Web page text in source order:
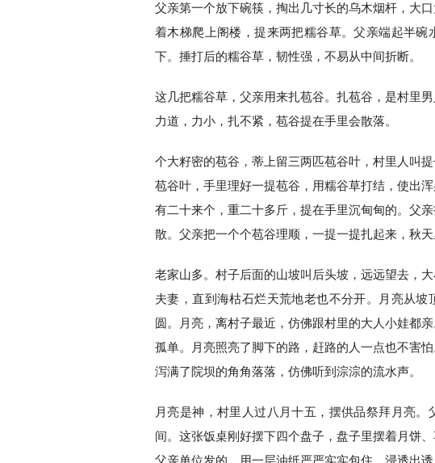
父亲第一个放下碗筷，掏出几寸长的乌木烟杆，大
着木梯爬上阁楼，提来两把糯谷草。父亲端起半
下。捶打后的糯谷草，韧性强，不易从中间折断。
这几把糯谷草，父亲用来扎苞谷。扎苞谷，是村里
力道，力小，扎不紧，苞谷提在手里会散落。
个大籽密的苞谷，蒂上留三两匹苞谷叶，村里人叫
苞谷叶，手里理好一提苞谷，用糯谷草打结，使出
有二十来个，重二十多斤，提在手里沉甸甸的。父
散。父亲把一个个苞谷理顺，一提一提扎起来，秋
老家山多。村子后面的山坡叫后头坡，远远望去，
夫妻，直到海枯石烂天荒地老也不分开。月亮从
圆。月亮，离村子最近，仿佛跟村里的大人小娃都
孤单。月亮照亮了脚下的路，赶路的人一点也不害
泻满了院坝的角角落落，仿佛听到淙淙的流水声。
月亮是神，村里人过八月十五，摆供品祭拜月亮
间。这张饭桌刚好摆下四个盘子，盘子里摆着月饼
父亲单位发的，用一层油纸严严实实包住，浸透出